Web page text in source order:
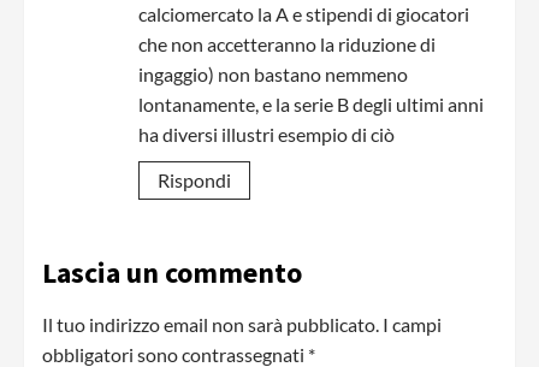
calciomercato la A e stipendi di giocatori
che non accetteranno la riduzione di
ingaggio) non bastano nemmeno
lontanamente, e la serie B degli ultimi anni
ha diversi illustri esempio di ciò
Rispondi
Lascia un commento
Il tuo indirizzo email non sarà pubblicato. I campi
obbligatori sono contrassegnati *